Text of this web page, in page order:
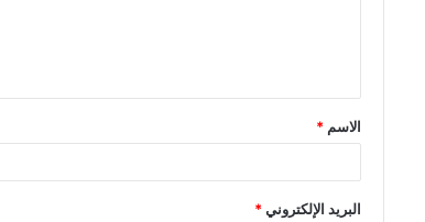
الاسم *
البريد الإلكتروني*